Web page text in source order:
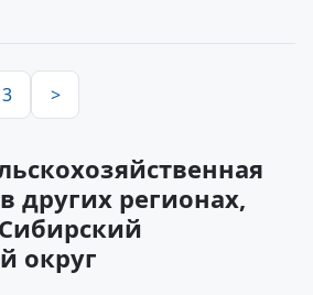
3 >
других регионах,
округ